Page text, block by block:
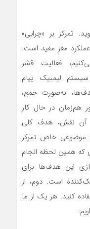
تمرکز بر «چرایی»
مغز مفید است.
فعالیت قشر
لیمبیک پیام
به‌صورت جمع،
هم‌زمان در حال کار
آن نقش، هدف کلی
موضوعی خاص تمرکز
که همین لحظه انجام
این هدف‌ها برای
است. دوم، از
کنید. هر یک از ما